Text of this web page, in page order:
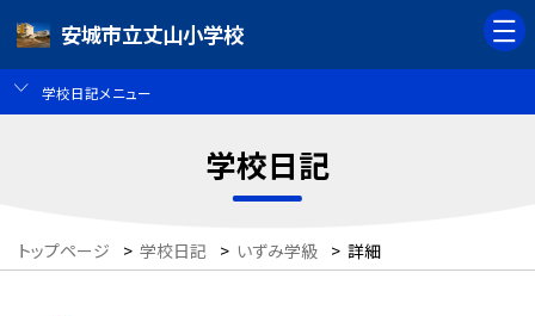
安城市立丈山小学校
学校日記メニュー
学校日記
トップページ > 学校日記 > いずみ学級 > 詳細